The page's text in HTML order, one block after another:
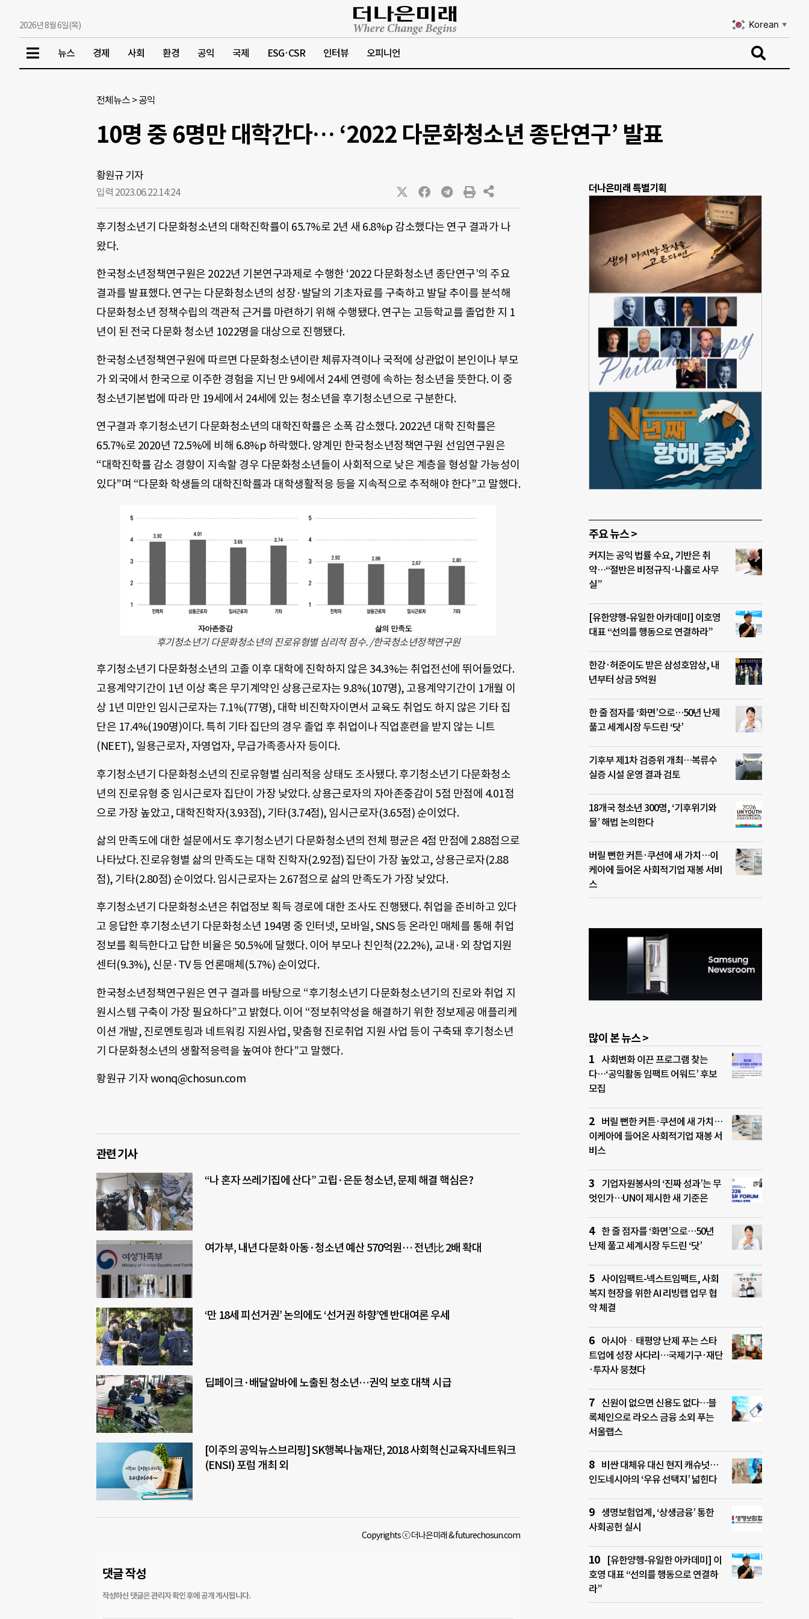
2026년 8월 6일(목) Korean ▼
뉴스 경제 사회 환경 공익 국제 ESG·CSR 인터뷰 오피니언
전체뉴스 >공익
10명 중 6명만 대학간다… ‘2022 다문화청소년 종단연구’ 발표
황원규 기자
입력 2023.06.22.14:24
후기청소년기 다문화청소년의 대학진학률이 65.7%로 2년 새 6.8%p 감소했다는 연구 결과가 나
왔다.
한국청소년정책연구원은 2022년 기본연구과제로 수행한 ‘2022 다문화청소년 종단연구’의 주요
결과를 발표했다. 연구는 다문화청소년의 성장·발달의 기초자료를 구축하고 발달 추이를 분석해
다문화청소년 정책수립의 객관적 근거를 마련하기 위해 수행됐다. 연구는 고등학교를 졸업한 지 1
년이 된 전국 다문화 청소년 1022명을 대상으로 진행됐다.
한국청소년정책연구원에 따르면 다문화청소년이란 체류자격이나 국적에 상관없이 본인이나 부모
가 외국에서 한국으로 이주한 경험을 지닌 만 9세에서 24세 연령에 속하는 청소년을 뜻한다. 이 중
청소년기본법에 따라 만 19세에서 24세에 있는 청소년을 후기청소년으로 구분한다.
연구결과 후기청소년기 다문화청소년의 대학진학률은 소폭 감소했다. 2022년 대학 진학률은
65.7%로 2020년 72.5%에 비해 6.8%p 하락했다. 양계민 한국청소년정책연구원 선임연구원은
“대학진학률 감소 경향이 지속할 경우 다문화청소년들이 사회적으로 낮은 계층을 형성할 가능성이
있다”며 “다문화 학생들의 대학진학률과 대학생활적응 등을 지속적으로 추적해야 한다”고 말했다.
후기청소년기 다문화청소년의 진로유형별 심리적 점수. /한국청소년정책연구원
후기청소년기 다문화청소년의 고졸 이후 대학에 진학하지 않은 34.3%는 취업전선에 뛰어들었다.
고용계약기간이 1년 이상 혹은 무기계약인 상용근로자는 9.8%(107명), 고용계약기간이 1개월 이
상 1년 미만인 임시근로자는 7.1%(77명), 대학 비진학자이면서 교육도 취업도 하지 않은 기타 집
단은 17.4%(190명)이다. 특히 기타 집단의 경우 졸업 후 취업이나 직업훈련을 받지 않는 니트
(NEET), 일용근로자, 자영업자, 무급가족종사자 등이다.
후기청소년기 다문화청소년의 진로유형별 심리적응 상태도 조사됐다. 후기청소년기 다문화청소
년의 진로유형 중 임시근로자 집단이 가장 낮았다. 상용근로자의 자아존중감이 5점 만점에 4.01점
으로 가장 높았고, 대학진학자(3.93점), 기타(3.74점), 임시근로자(3.65점) 순이었다.
삶의 만족도에 대한 설문에서도 후기청소년기 다문화청소년의 전체 평균은 4점 만점에 2.88점으로
나타났다. 진로유형별 삶의 만족도는 대학 진학자(2.92점) 집단이 가장 높았고, 상용근로자(2.88
점), 기타(2.80점) 순이었다. 임시근로자는 2.67점으로 삶의 만족도가 가장 낮았다.
후기청소년기 다문화청소년은 취업정보 획득 경로에 대한 조사도 진행됐다. 취업을 준비하고 있다
고 응답한 후기청소년기 다문화청소년 194명 중 인터넷, 모바일, SNS 등 온라인 매체를 통해 취업
정보를 획득한다고 답한 비율은 50.5%에 달했다. 이어 부모나 친인척(22.2%), 교내·외 창업지원
센터(9.3%), 신문·TV 등 언론매체(5.7%) 순이었다.
한국청소년정책연구원은 연구 결과를 바탕으로 “후기청소년기 다문화청소년기의 진로와 취업 지
원시스템 구축이 가장 필요하다”고 밝혔다. 이어 “정보취약성을 해결하기 위한 정보제공 애플리케
이션 개발, 진로멘토링과 네트워킹 지원사업, 맞춤형 진로취업 지원 사업 등이 구축돼 후기청소년
기 다문화청소년의 생활적응력을 높여야 한다”고 말했다.
황원규 기자 wonq@chosun.com
관련 기사
“나 혼자 쓰레기집에 산다” 고립·은둔 청소년, 문제 해결 핵심은?
여가부, 내년 다문화 아동·청소년 예산 570억원… 전년比 2배 확대
‘만 18세 피선거권’ 논의에도 ‘선거권 하향’엔 반대여론 우세
딥페이크·배달알바에 노출된 청소년…권익 보호 대책 시급
[이주의 공익뉴스브리핑] SK행복나눔재단, 2018 사회혁신교육자네트워크
(ENSI) 포럼 개최 외
Copyrights ⓒ 더나은미래 & futurechosun.com
댓글 작성
더나은미래 특별기획
주요 뉴스 >
커지는 공익 법률 수요, 기반은 취
약…“절반은 비정규직·나홀로 사무
실”
[유한양행-유일한 아카데미] 이호영
대표 “선의를 행동으로 연결하라”
한강·허준이도 받은 삼성호암상, 내
년부터 상금 5억원
한 줄 점자를 ‘화면’으로…50년 난제
풀고 세계시장 두드린 ‘닷’
기후부 제1차 검증위 개최…복류수
실증 시설 운영 결과 검토
18개국 청소년 300명, ‘기후위기와
물’ 해법 논의한다
버릴 뻔한 커튼·쿠션에 새 가치…이
케아에 들어온 사회적기업 재봉 서비
스
많이 본 뉴스 >
사회변화 이끈 프로그램 찾는
다…‘공익활동 임팩트 어워드’ 후보
모집
버릴 뻔한 커튼·쿠션에 새 가치…
이케아에 들어온 사회적기업 재봉 서
비스
기업자원봉사의 ‘진짜 성과’는 무
엇인가…UN이 제시한 새 기준은
한 줄 점자를 ‘화면’으로…50년
난제 풀고 세계시장 두드린 ‘닷’
사이임팩트-넥스트임팩트, 사회
복지 현장을 위한 AI 리빙랩 업무 협
약 체결
아시아ㆍ태평양 난제 푸는 스타
트업에 성장 사다리…국제기구·재단
·투자사 뭉쳤다
신원이 없으면 신용도 없다…블
록체인으로 라오스 금융 소외 푸는
서울랩스
비싼 대체유 대신 현지 캐슈넛…
인도네시아의 ‘우유 선택지’ 넓힌다
생명보험업계, ‘상생금융’ 통한
사회공헌 실시
[유한양행-유일한 아카데미] 이
호영 대표 “선의를 행동으로 연결하
라”